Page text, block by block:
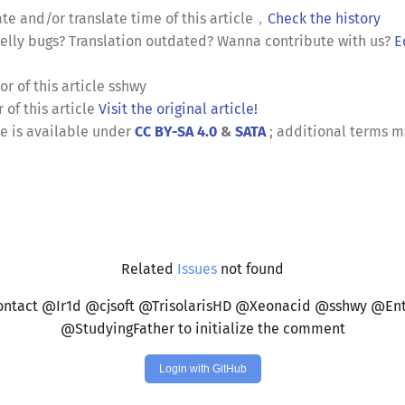
and/or translate time of this article ， Check the history
bugs? Translation outdated? Wanna contribute with us?
of this article sshwy
of this article Visit the original article!
is available under CC BY-SA 4.0 & SATA; additional terms
Related Issues not found
@Ir1d @cjsoft @TrisolarisHD @Xeonacid @sshwy
@StudyingFather to initialize the comment
Login with GitHub